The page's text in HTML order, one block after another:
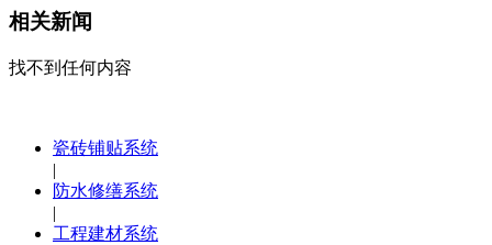
相关新闻
找不到任何内容
瓷砖铺贴系统
|
防水修缮系统
|
工程建材系统